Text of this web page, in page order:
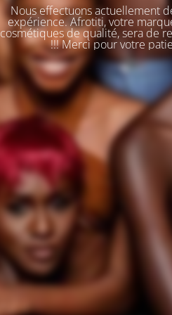
Nous effectuons actuellement
expérience. Afrotiti, votre
cosmétiques de qualité, sera de
!!! Merci pour votre